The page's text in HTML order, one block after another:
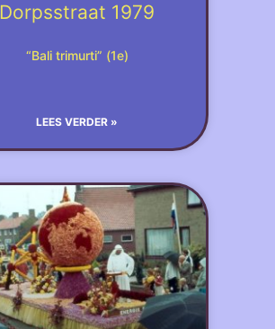
Dorpsstraat 1979
“Bali trimurti” (1e)
LEES VERDER »